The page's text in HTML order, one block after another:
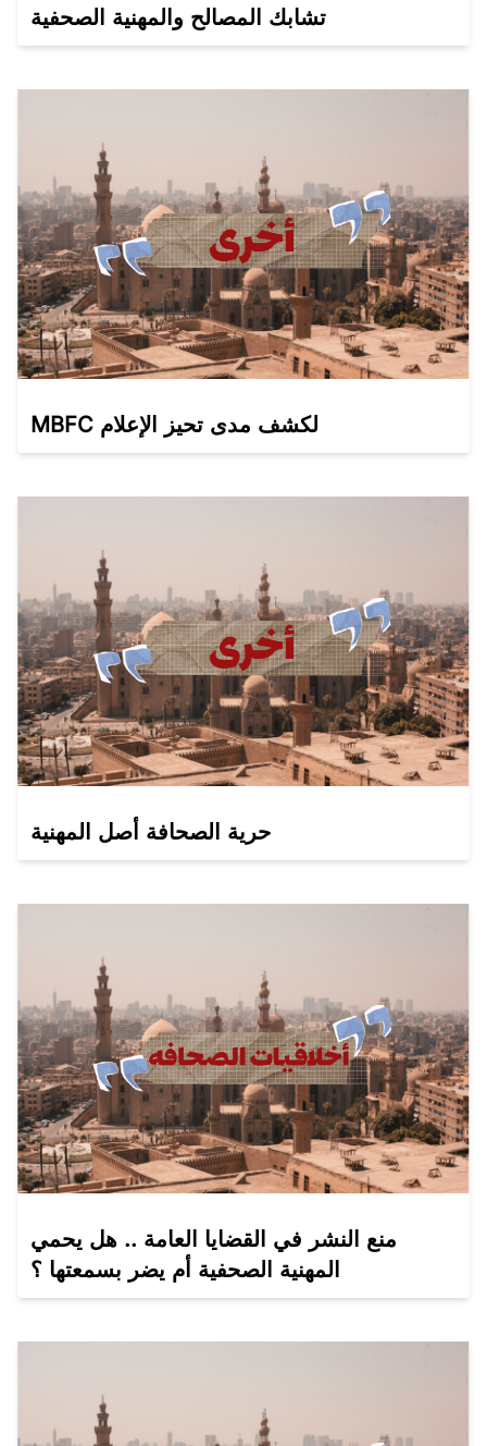
تشابك المصالح والمهنية الصحفية
MBFC لكشف مدى تحيز الإعلام
حرية الصحافة أصل المهنية
منع النشر في القضايا العامة .. هل يحمي
المهنية الصحفية أم يضر بسمعتها ؟